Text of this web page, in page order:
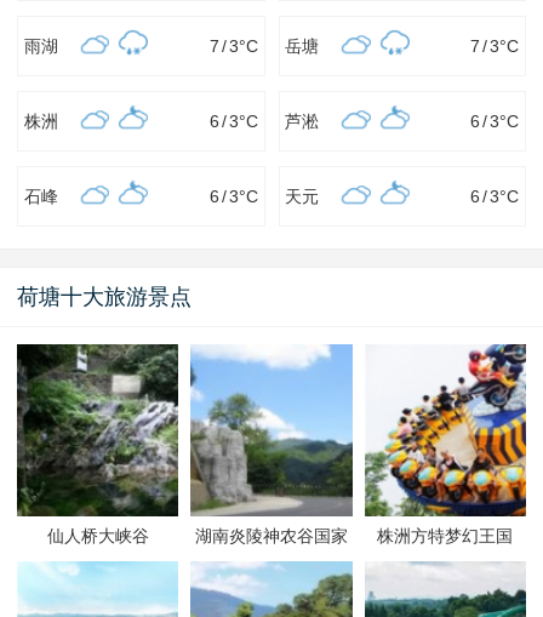
雨湖 7/3°C 岳塘 7 /3°C
株洲 6/3°C 芦淞 6 /3°C
石峰 6/3°C 天元 6 /3°C
荷塘十大旅游景点
仙人桥大峡谷
湖南炎陵神农谷国家
森林公园
株洲方特梦幻王国